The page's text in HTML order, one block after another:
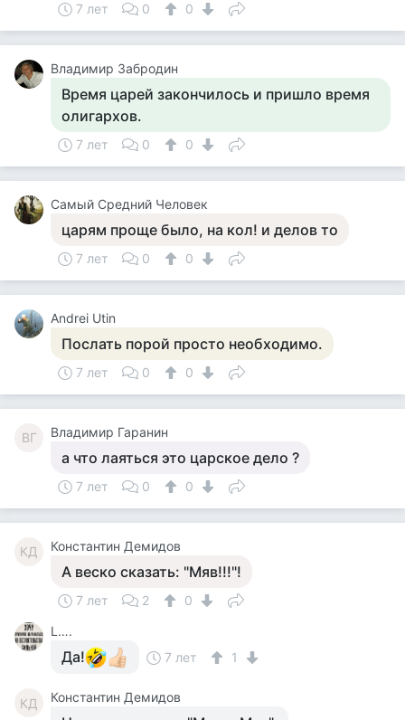
7 лет 0 0
Владимир Забродин
Время царей закончилось и пришло время
олигархов.
7 лет 0 0
Самый Средний Человек
царям проще было, на кол! и делов то
7 лет 0 0
Andrei Utin
Послать порой просто необходимо.
7 лет 0 0
ВГ Владимир Гаранин
а что лаяться это царское дело ?
7 лет 0 0
КД Константин Демидов
А веско сказать: "Мяв!!!"!
7 лет 2
0
L….
Да! 7 лет 1
КД Константин Демидов